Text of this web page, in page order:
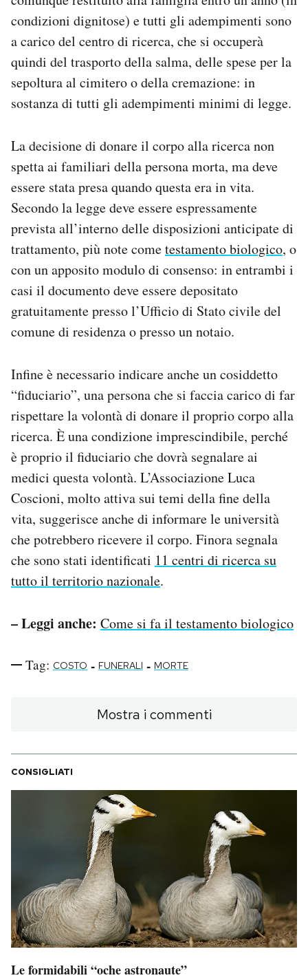
condizioni dignitose) e tutti gli adempimenti sono
a carico del centro di ricerca, che si occuperà
quindi del trasporto della salma, delle spese per la
sepoltura al cimitero o della cremazione: in
sostanza di tutti gli adempimenti minimi di legge.
La decisione di donare il corpo alla ricerca non
spetta ai familiari della persona morta, ma deve
essere stata presa quando questa era in vita.
Secondo la legge deve essere espressamente
prevista all’interno delle disposizioni anticipate di
trattamento, più note cometestamento biologico, o
con un apposito modulo di consenso: in entrambi i
casi il documento deve essere depositato
gratuitamente presso l’Ufficio di Stato civile del
comune di residenza o presso un notaio.
Infine è necessario indicare anche un cosiddetto
“fiduciario”, una persona che si faccia carico di far
rispettare la volontà di donare il proprio corpo alla
ricerca. È una condizione imprescindibile, perché
è proprio il fiduciario che dovrà segnalare ai
medici questa volontà. L’Associazione Luca
Coscioni, molto attiva sui temi della fine della
vita, suggerisce anche di informare le università
che potrebbero ricevere il corpo. Finora segnala
che sono stati identificati 11 centri di ricerca su
tutto il territorio nazionale.
– Leggi anche: Come si fa il testamento biologico
Tag: COSTO - FUNERALI - MORTE
Mostra i commenti
CONSIGLIATI
Le formidabili “oche astronaute”